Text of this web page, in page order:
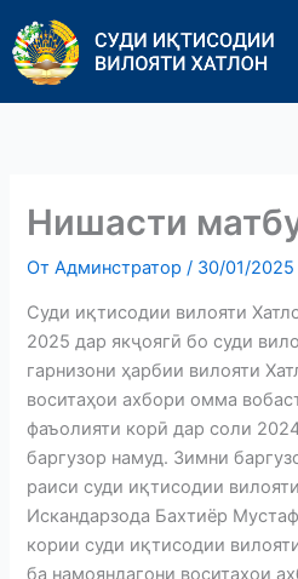
содержимому
Нишасти
ОтАдминстратор/ 30/01/2025
Суди иқтисодии вилояти
2025 дар якҷоягӣ бо суди
гарнизони ҳарбии вилояти
воситаҳои ахбори омма
фаъолияти корӣ дар соли
баргузор намуд. Зимни
раиси суди иқтисодии
Искандарзода Бахтиёр
кории суди иқтисодии
ба намояндагони воситаҳои